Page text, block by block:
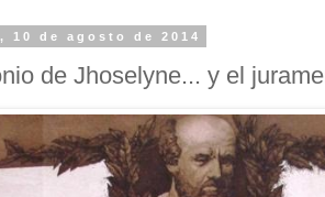
10 de agosto de 2014
de Jhoselyne... y el